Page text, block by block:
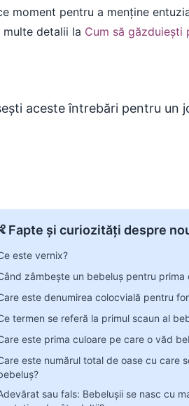
moment pentru a menține
detalii la Cum să
aceste întrebări pentru un
Fapte și curiozități despre
este vernix?
zâmbește un bebeluș pentru prima
este denumirea colocvială pentru
termen se referă la primul scaun al
este prima culoare pe care o văd
este numărul total de oase cu care
sau fals: Bebelușii se nasc cu